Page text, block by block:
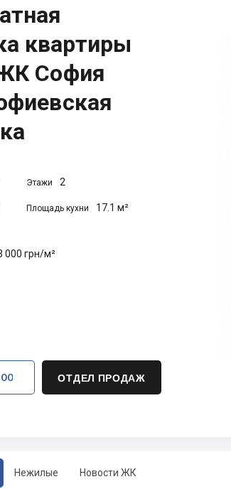
Нежилые Новости ЖК
квартиры
София
Этажи 2
Площадь кухни 17.1 м²
000 грн/м²
ОТДЕЛ ПРОДАЖ